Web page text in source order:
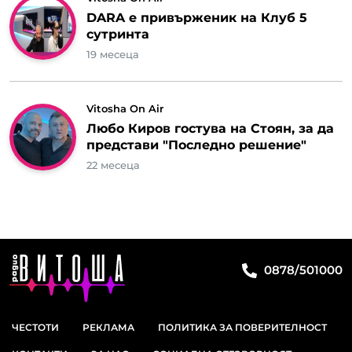
DARA e привърженик на Клуб 5
сутринта
19 месеца
Vitosha On Air
Любо Киров гостува на Стоян, за да
представи "Последно решение"
22 месеца
0878/501000
ЧЕСТОТИ РЕКЛАМА ПОЛИТИКА ЗА ПОВЕРИТЕЛНОСТ